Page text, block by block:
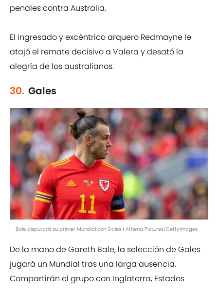
penales contra Australia.
El ingresado y excéntrico arquero Redmayne le
atajó el remate decisivo a Valera y desató la
alegría de los australianos.
30. Gales
Bale disputará su primer Mundial con Gales | Athena Pictures/GettyImages
De la mano de Gareth Bale, la selección de Gales
jugará un Mundial tras una larga ausencia.
Compartirán el grupo con Inglaterra, Estados